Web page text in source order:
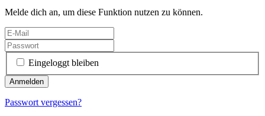
Melde dich an, um diese Funktion nutzen zu können.
Eingeloggt bleiben
Passwort vergessen?